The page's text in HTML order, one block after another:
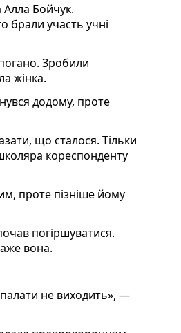
Бойчук.
брали участь учні
Зробили
жінка.
додому, проте
що сталося. Тільки
кореспонденту
проте пізніше йому
погіршуватися.
вона.
не виходить», —